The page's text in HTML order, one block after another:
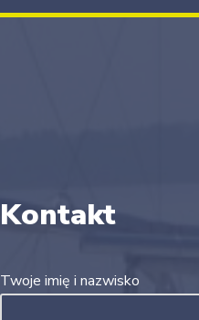
Kontakt
Twoje imię i nazwisko